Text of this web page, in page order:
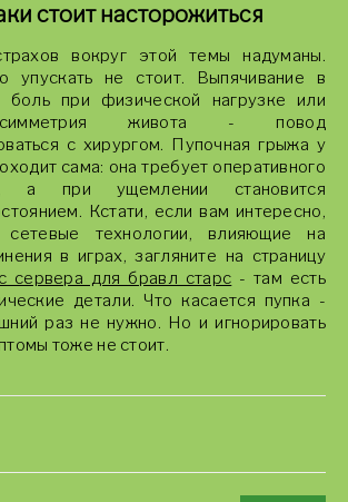
стоит насторожиться
вокруг этой темы надуманы.
упускать не стоит. Выпячивание в
боль при физической нагрузке или
живота - повод
с хирургом. Пупочная грыжа у
сама: она требует оперативного
а при ущемлении становится
Кстати, если вам интересно,
технологии, влияющие на
в играх, загляните на страницу
сервера для бравл старс - там есть
детали. Что касается пупка -
раз не нужно. Но и игнорировать
тоже не стоит.